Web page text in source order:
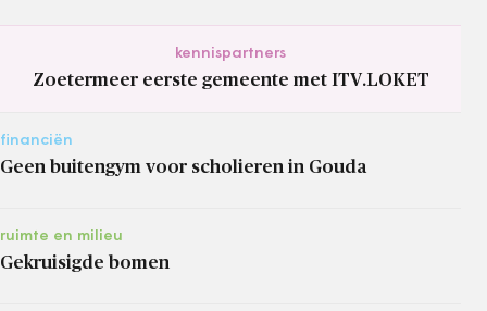
kennispartners
Zoetermeer eerste gemeente met ITV.LOKET
financiën
Geen buitengym voor scholieren in Gouda
ruimte en milieu
Gekruisigde bomen